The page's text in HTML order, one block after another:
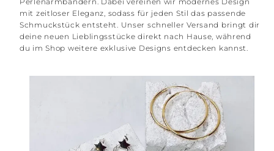
mit zeitloser Eleganz, sodass für jeden Stil das passende
Schmuckstück entsteht. Unser schneller Versand bringt dir
deine neuen Lieblingsstücke direkt nach Hause, während
du im Shop weitere exklusive Designs entdecken kannst.